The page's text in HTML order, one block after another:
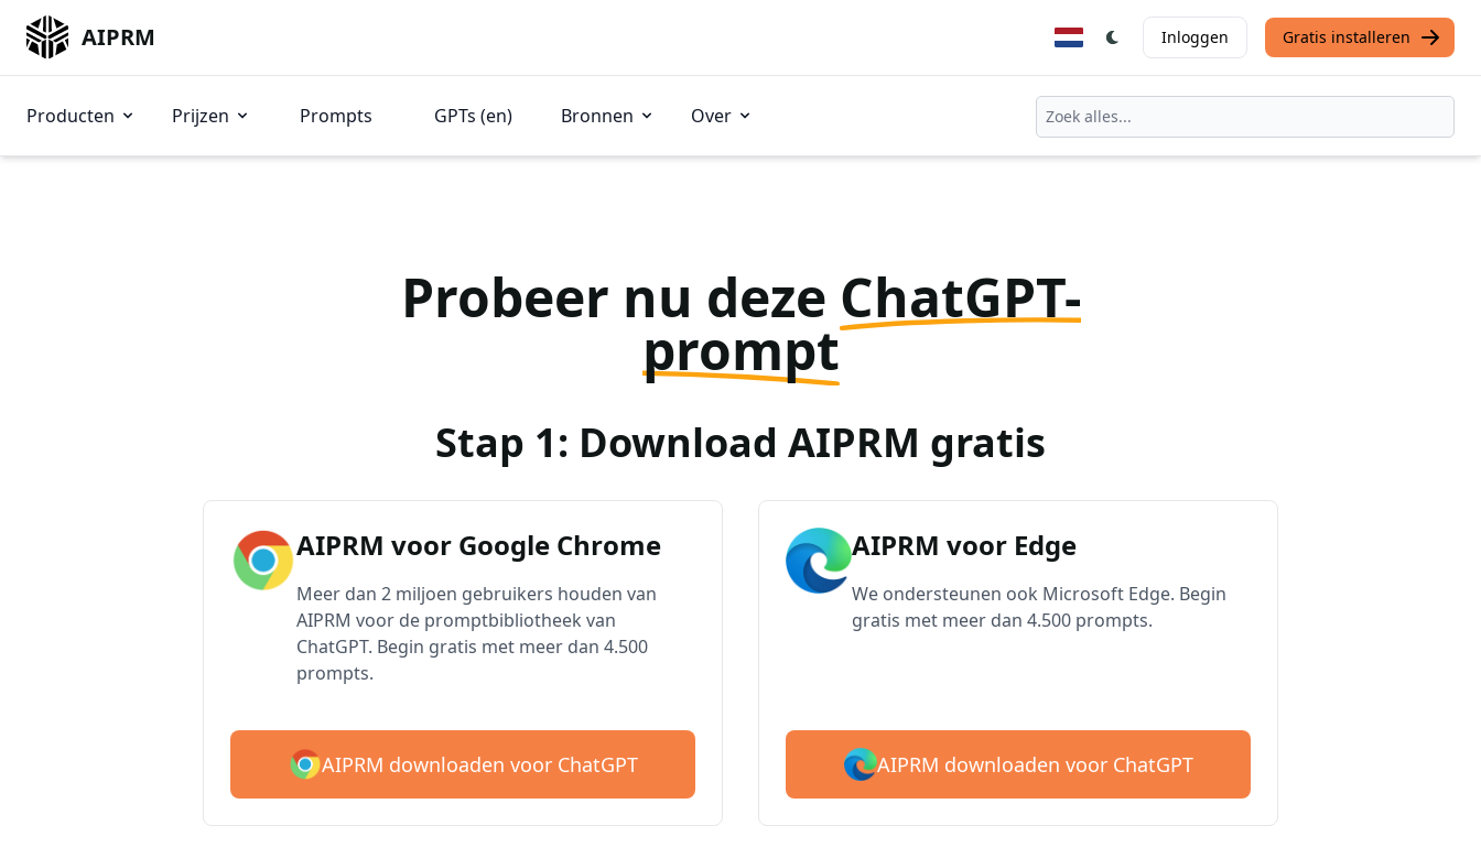
AIPRM Inloggen Gratis installeren
Producten Prijzen Prompts GPTs (en) Bronnen Over
Probeer nu deze ChatGPT-
prompt
Stap 1: Download AIPRM gratis
AIPRM voor Google Chrome
Meer dan 2 miljoen gebruikers houden van
AIPRM voor de promptbibliotheek van
ChatGPT. Begin gratis met meer dan 4.500
prompts.
AIPRM downloaden voor ChatGPT
AIPRM voor Edge
We ondersteunen ook Microsoft Edge. Begin
gratis met meer dan 4.500 prompts.
AIPRM downloaden voor ChatGPT